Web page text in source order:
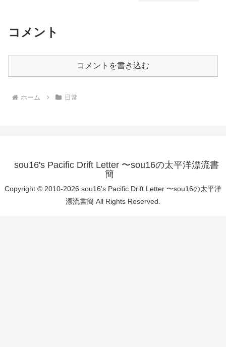
コメント
コメントを書き込む
ホーム 日常
sou16's Pacific Drift Letter 〜sou16の太平洋漂流書
簡
Copyright © 2010-2026 sou16's Pacific Drift Letter 〜sou16の太平洋
漂流書簡 All Rights Reserved.